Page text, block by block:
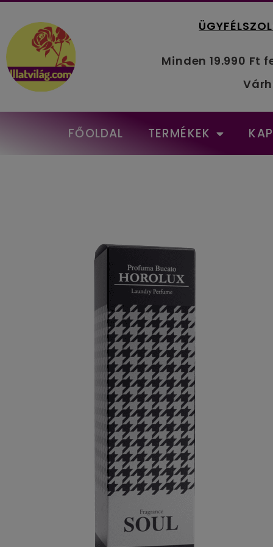
Minden 19.990 Ft
FŐOLDAL TERMÉKEK